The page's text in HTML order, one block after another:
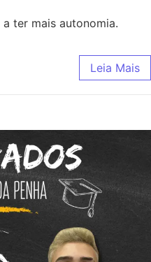
ter mais autonomia.
Leia Mais